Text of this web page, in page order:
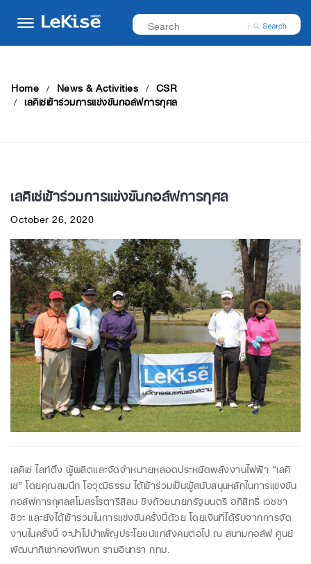
Home News & Activities CSR
เลคิเซ่เข้าร่วมการแข่งขันกอล์ฟการกุศล
เลคิเซ่เข้าร่วมการแข่งขันกอล์ฟการกุศล
October 26, 2020
เลคิเซ่ ไลท์ติ้ง ผู้ผลิตและจัดจำหน่ายหลอดประหยัดพลังงานไฟฟ้า “เลคิ
เซ่” โดยคุณสมนึก โอวุฒิธรรม ได้เข้าร่วมเป็นผู้สนับสนุนหลักในการแข่งขัน
กอล์ฟการกุศลสโมสรโรตารีสีลม ชิงถ้วยนายกรัฐมนตรี อภิสิทธิ์ เวชชา
ชีวะ และยังได้เข้าร่วมในการแข่งขันครั้งนี้ด้วย โดยเงินที่ได้รับจากการจัด
งานในครั้งนี้ จะนำไปบำเพ็ญประโยชน์แก่สังคมต่อไป ณ สนามกอล์ฟ ศูนย์
พัฒนากีฬากองทัพบก รามอินทรา กทม.